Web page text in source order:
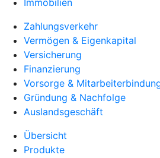
Immobilien
Zahlungsverkehr
Vermögen & Eigenkapital
Versicherung
Finanzierung
Vorsorge &
Gründung & Nachfolge
Auslandsgeschäft
Übersicht
Produkte